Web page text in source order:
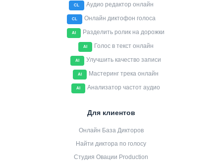
CL Аудио редактор онлайн
CL Онлайн диктофон голоса
AI Разделить ролик на дорожки
AI Голос в текст онлайн
AI Улучшить качество записи
AI Мастеринг трека онлайн
AI Анализатор частот аудио
Для клиентов
Онлайн База Дикторов
Найти диктора по голосу
Студия Овации Production